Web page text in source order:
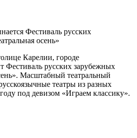
Карелии, городе
Фестиваль русских зарубежных
Масштабный театральный
театры из разных
под девизом «Играем классику».